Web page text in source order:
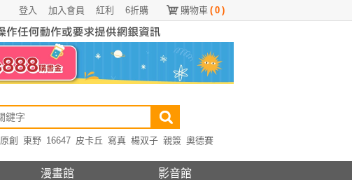
購物車 ( 0 )
6折購
紅利
加入會員
登入
原創 東野 16647 皮卡丘 寫真 楊双子 親簽 奧德賽
漫畫館 影音館